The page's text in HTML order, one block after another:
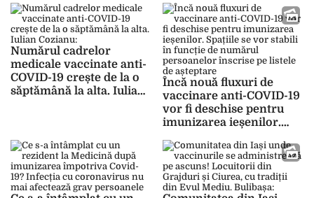
medicilor de familie din
județul Iași vor deveni
centre de vaccinare din
luna mai 2021
liniștiți”
Numărul cadrelor
medicale vaccinate anti-
COVID-19 crește de la o
săptămână la alta. Iulian
medical va fi imunizat”
Încă nouă fluxuri de
vaccinare anti-COVID-19
vor fi deschise pentru
imunizarea ieșenilor.
funcție de numărul
persoanelor înscrise pe
listele de așteptare